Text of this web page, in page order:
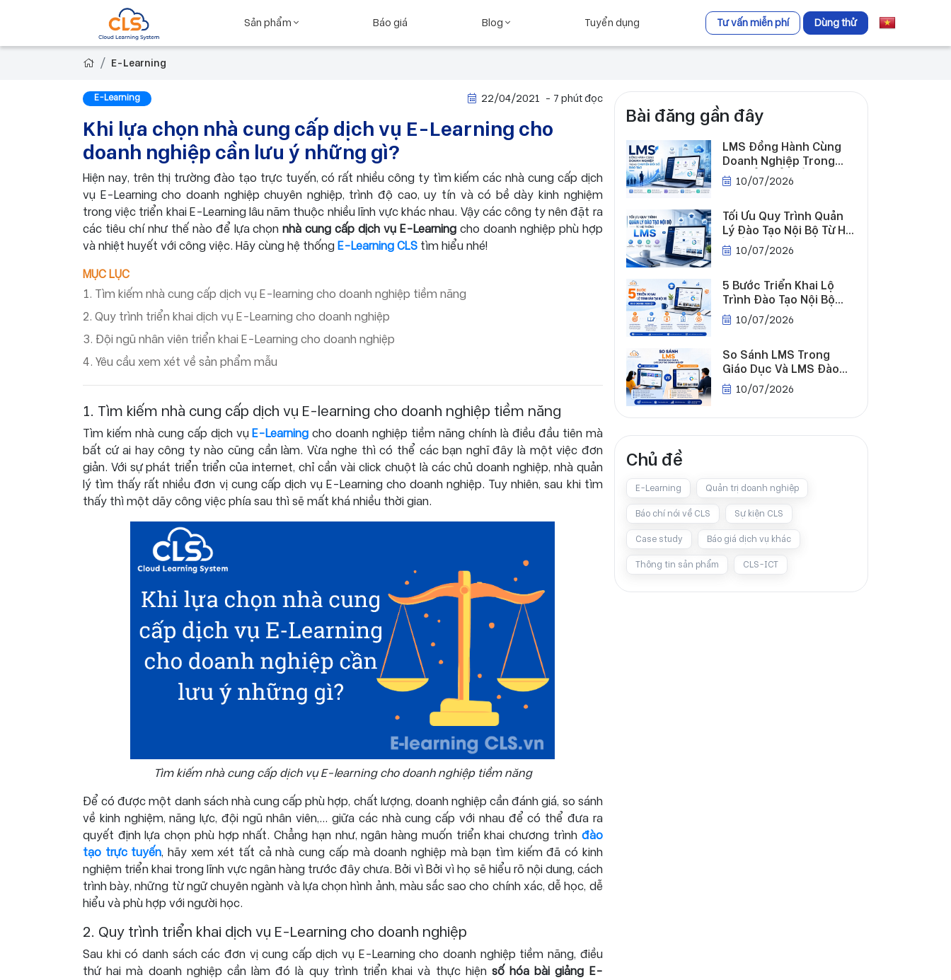
Sản phẩm Báo giá Blog Tuyển dụng Tư vấn miễn phí Dùng thử
E-Learning
E-Learning 22/04/2021 - 7 phút đọc
Khi lựa chọn nhà cung cấp dịch vụ E-Learning cho
doanh nghiệp cần lưu ý những gì?
Hiện nay, trên thị trường đào tạo trực tuyến, có rất nhiều công ty tìm kiếm các nhà cung cấp dịch
vụ E-Learning cho doanh nghiệp chuyên nghiệp, trình độ cao, uy tín và có bề dày kinh nghiệm
trong việc triển khai E-Learning lâu năm thuộc nhiều lĩnh vực khác nhau. Vậy các công ty nên đặt ra
các tiêu chí như thế nào để lựa chọn nhà cung cấp dịch vụ E-Learning cho doanh nghiệp phù hợp
và nhiệt huyết với công việc. Hãy cùng hệ thống E-Learning CLS tìm hiểu nhé!
MỤC LỤC
1. Tìm kiếm nhà cung cấp dịch vụ E-learning cho doanh nghiệp tiềm năng
2. Quy trình triển khai dịch vụ E-Learning cho doanh nghiệp
3. Đội ngũ nhân viên triển khai E-Learning cho doanh nghiệp
4. Yêu cầu xem xét về sản phẩm mẫu
1. Tìm kiếm nhà cung cấp dịch vụ E-learning cho doanh nghiệp tiềm năng
Tìm kiếm nhà cung cấp dịch vụE-Learning cho doanh nghiệp tiềm năng chính là điều đầu tiên mà
bất cứ ai hay công ty nào cũng cần làm. Vừa nghe thì có thể các bạn nghĩ đây là một việc đơn
giản. Với sự phát triển triển của internet, chỉ cần vài click chuột là các chủ doanh nghiệp, nhà quản
lý tìm thấy rất nhiều đơn vị cung cấp dịch vụ E-Learning cho doanh nghiệp. Tuy nhiên, sau khi tìm
thấy thì một dãy công việc phía sau thì sẽ mất khá nhiều thời gian.
Tìm kiếm nhà cung cấp dịch vụ E-learning cho doanh nghiệp tiềm năng
Để có được một danh sách nhà cung cấp phù hợp, chất lượng, doanh nghiệp cần đánh giá, so sánh
về kinh nghiệm, năng lực, đội ngũ nhân viên,... giữa các nhà cung cấp với nhau để có thể đưa ra
quyết định lựa chọn phù hợp nhất. Chẳng hạn như, ngân hàng muốn triển khai chương trình đào
tạo trực tuyến, hãy xem xét tất cả nhà cung cấp mà doanh nghiệp mà bạn tìm kiếm đã có kinh
nghiệm triển khai trong lĩnh vực ngân hàng trước đây chưa. Bởi vì Bởi vì họ sẽ hiểu rõ nội dung, cách
trình bày, những từ ngữ chuyên ngành và lựa chọn hình ảnh, màu sắc sao cho chính xác, dễ học, dễ
hiểu và phù hợp với người học.
2. Quy trình triển khai dịch vụ E-Learning cho doanh nghiệp
Sau khi có danh sách các đơn vị cung cấp dịch vụ E-Learning cho doanh nghiệp tiềm năng, điều
thứ hai mà doanh nghiệp cần làm đó là quy trình triển khai và thực hiện số hóa bài giảng E-
Bài đăng gần đây
LMS Đồng Hành Cùng
Doanh Nghiệp Trong
Chuyển Đổi Số Đào Tạo
10/07/2026
Tối Ưu Quy Trình Quản
Lý Đào Tạo Nội Bộ Từ Hệ
Thống LMS
10/07/2026
5 Bước Triển Khai Lộ
Trình Đào Tạo Nội Bộ
Hiệu Quả Cho Doanh
Nghiệp
10/07/2026
So Sánh LMS Trong
Giáo Dục Và LMS Đào
Tạo Doanh Nghiệp Chi
Tiết
10/07/2026
Chủ đề
E-Learning Quản trị doanh nghiệp
Báo chí nói về CLS Sự kiện CLS
Case study Báo giá dịch vụ khác
Thông tin sản phẩm CLS-ICT